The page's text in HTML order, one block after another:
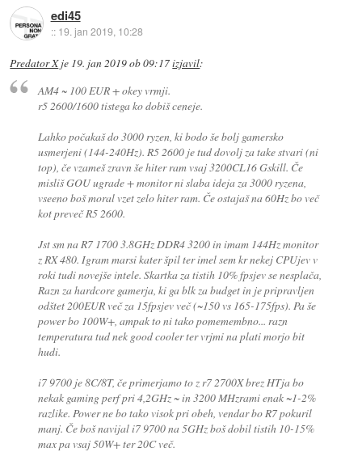
edi45
:: 19. jan 2019, 10:28
Predator Xje 19. jan 2019 ob 09:17izjavil:
AM4 ~ 100 EUR + okey vrmji.
r5 2600/1600 tistega ko dobiš ceneje.
Lahko počakaš do 3000 ryzen, ki bodo še bolj gamersko
usmerjeni (144-240Hz). R5 2600 je tud dovolj za take stvari (ni
top), če vzameš zravn še hiter ram vsaj 3200CL16 Gskill. Če
misliš GOU ugrade + monitor ni slaba ideja za 3000 ryzena,
vseeno boš moral vzet zelo hiter ram. Če ostajaš na 60Hz bo več
kot preveč R5 2600.
Jst sm na R7 1700 3.8GHz DDR4 3200 in imam 144Hz monitor
z RX 480. Igram marsi kater špil ter imel sem kr nekej CPUjev v
roki tudi novejše intele. Skartka za tistih 10% fpsjev se nesplača,
Razn za hardcore gamerja, ki ga blk za budget in je pripravljen
odštet 200EUR več za 15fpsjev več (~150 vs 165-175fps). Pa še
power bo 100W+, ampak to ni tako pomemembno... razn
temperatura tud nek good cooler ter vrjmi na plati morjo bit
hudi.
i7 9700 je 8C/8T, če primerjamo to z r7 2700X brez HTja bo
nekak gaming perf pri 4,2GHz ~ in 3200 MHzrami enak ~1-2%
razlike. Power ne bo tako visok pri obeh, vendar bo R7 pokuril
manj. Če boš navijal i7 9700 na 5GHz boš dobil tistih 10-15%
max pa vsaj 50W+ ter 20C več.